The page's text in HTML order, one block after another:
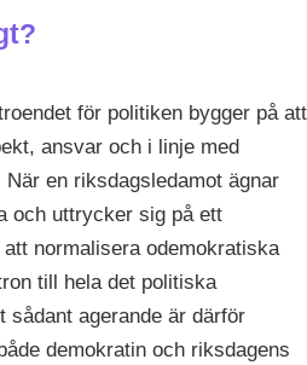
för politiken bygger på att
ansvar och i linje med
en riksdagsledamot ägnar
och uttrycker sig på ett
normalisera odemokratiska
till hela det politiska
sådant agerande är därför
demokratin och riksdagens